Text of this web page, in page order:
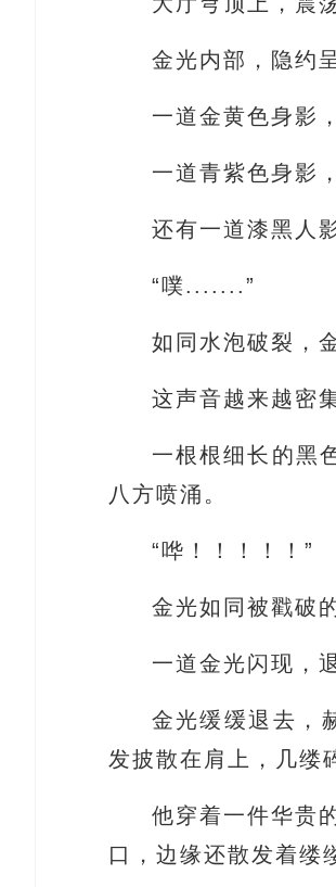
金光内部，隐约
一道金黄色身影
一道青紫色身影
还有一道漆黑人
“噗.......”
如同水泡破裂，
这声音越来越密
一根根细长的黑
八方喷涌。
“哗！！！！！”
金光如同被戳破
一道金光闪现，
金光缓缓退去，
发披散在肩上，几缕
他穿着一件华贵
口，边缘还散发着缕